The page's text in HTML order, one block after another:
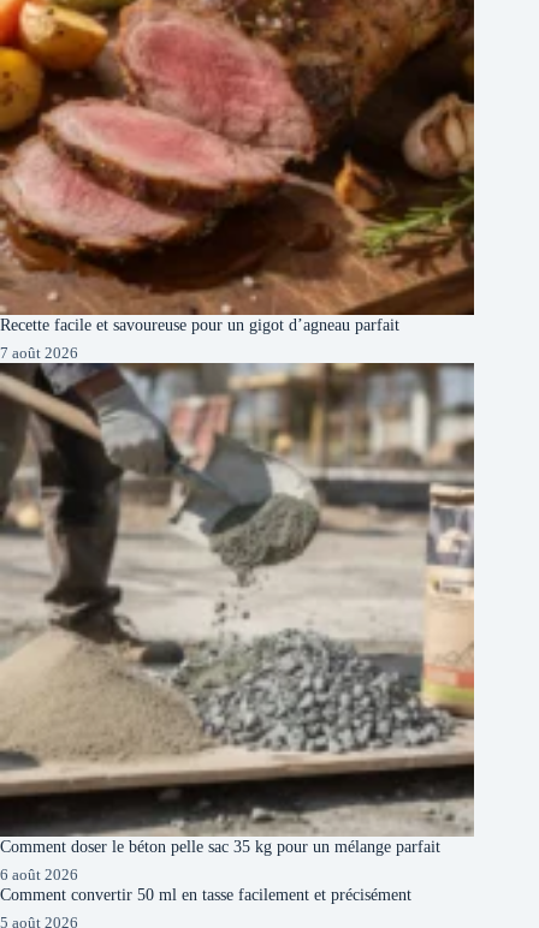
Recette facile et savoureuse pour un gigot d’agneau parfait
7 août 2026
Comment doser le béton pelle sac 35 kg pour un mélange parfait
6 août 2026
Comment convertir 50 ml en tasse facilement et précisément
5 août 2026